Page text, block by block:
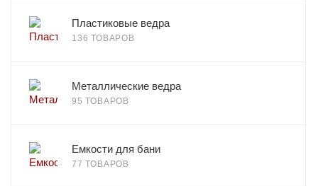
Пластиковые ведра
136 ТОВАРОВ
Металлические ведра
95 ТОВАРОВ
Емкости для бани
77 ТОВАРОВ